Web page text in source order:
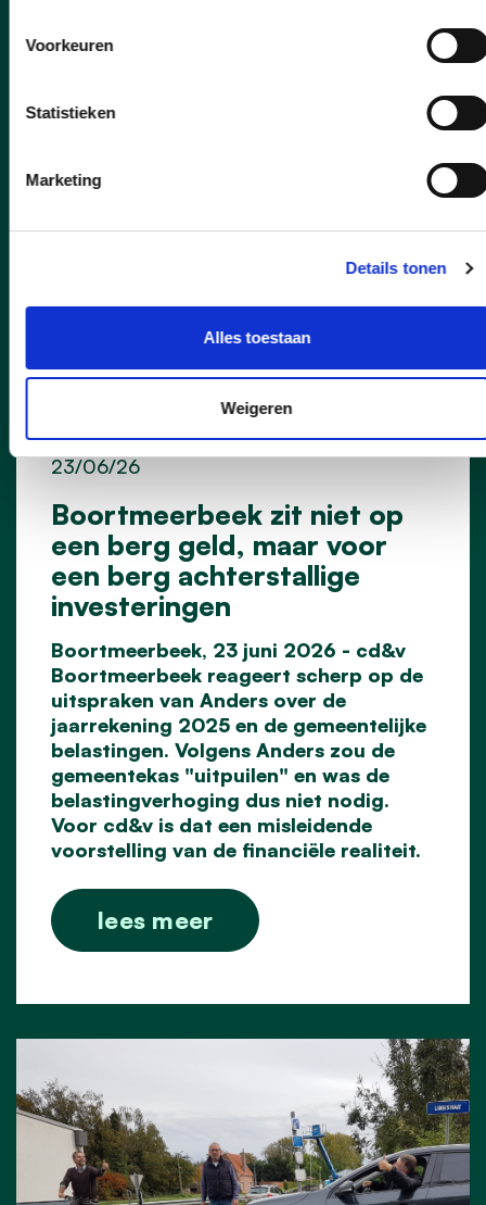
Voorkeuren
Statistieken
Marketing
Details tonen
Alles toestaan
Weigeren
lees meer
Boortmeerbeek zit niet op
een berg geld, maar voor
een berg achterstallige
investeringen
23/06/26
Boortmeerbeek, 23 juni 2026 - cd&v
Boortmeerbeek reageert scherp op de
uitspraken van Anders over de
jaarrekening 2025 en de gemeentelijke
belastingen. Volgens Anders zou de
gemeentekas "uitpuilen" en was de
belastingverhoging dus niet nodig.
Voor cd&v is dat een misleidende
voorstelling van de financiële realiteit.
lees meer